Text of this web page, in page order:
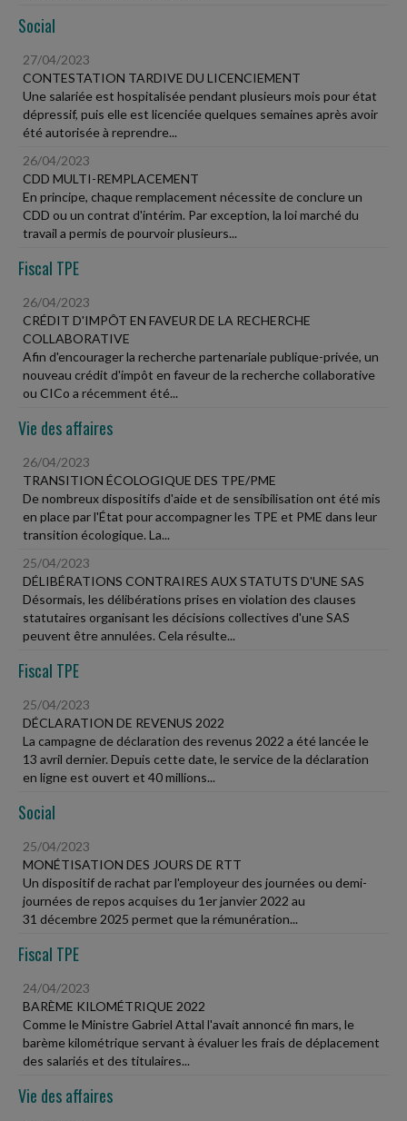
Social
27/04/2023
CONTESTATION TARDIVE DU LICENCIEMENT
Une salariée est hospitalisée pendant plusieurs mois pour état
dépressif, puis elle est licenciée quelques semaines après avoir
été autorisée à reprendre...
26/04/2023
CDD MULTI-REMPLACEMENT
En principe, chaque remplacement nécessite de conclure un
CDD ou un contrat d'intérim. Par exception, la loi marché du
travail a permis de pourvoir plusieurs...
Fiscal TPE
26/04/2023
CRÉDIT D'IMPÔT EN FAVEUR DE LA RECHERCHE
COLLABORATIVE
Afin d'encourager la recherche partenariale publique-privée, un
nouveau crédit d'impôt en faveur de la recherche collaborative
ou CICo a récemment été...
Vie des affaires
26/04/2023
TRANSITION ÉCOLOGIQUE DES TPE/PME
De nombreux dispositifs d'aide et de sensibilisation ont été mis
en place par l'État pour accompagner les TPE et PME dans leur
transition écologique. La...
25/04/2023
DÉLIBÉRATIONS CONTRAIRES AUX STATUTS D'UNE SAS
Désormais, les délibérations prises en violation des clauses
statutaires organisant les décisions collectives d'une SAS
peuvent être annulées. Cela résulte...
Fiscal TPE
25/04/2023
DÉCLARATION DE REVENUS 2022
La campagne de déclaration des revenus 2022 a été lancée le
13 avril dernier. Depuis cette date, le service de la déclaration
en ligne est ouvert et 40 millions...
Social
25/04/2023
MONÉTISATION DES JOURS DE RTT
Un dispositif de rachat par l'employeur des journées ou demi-
journées de repos acquises du 1er janvier 2022 au
31 décembre 2025 permet que la rémunération...
Fiscal TPE
24/04/2023
BARÈME KILOMÉTRIQUE 2022
Comme le Ministre Gabriel Attal l'avait annoncé fin mars, le
barème kilométrique servant à évaluer les frais de déplacement
des salariés et des titulaires...
Vie des affaires